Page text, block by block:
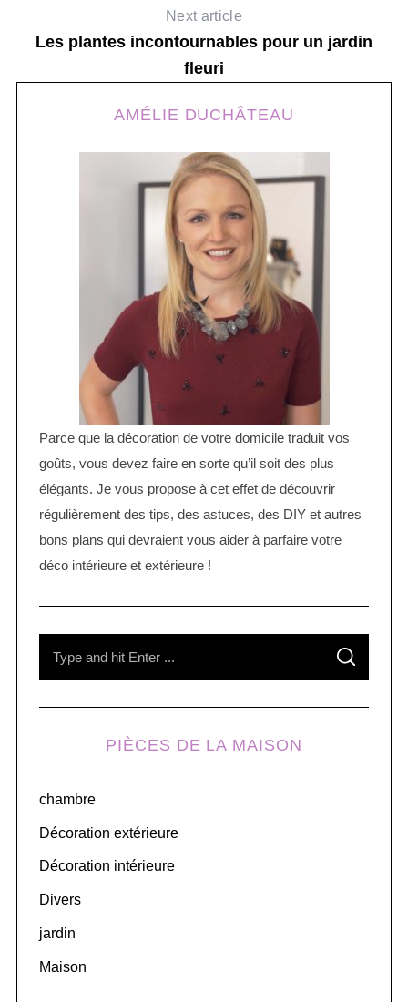
Next article
Les plantes incontournables pour un jardin
fleuri
AMÉLIE DUCHÂTEAU
Parce que la décoration de votre domicile traduit vos
goûts, vous devez faire en sorte qu’il soit des plus
élégants. Je vous propose à cet effet de découvrir
régulièrement des tips, des astuces, des DIY et autres
bons plans qui devraient vous aider à parfaire votre
déco intérieure et extérieure !
f
o
:
S
A
C
PIÈCES DE LA MAISON
chambre
Décoration extérieure
Décoration intérieure
Divers
jardin
Maison